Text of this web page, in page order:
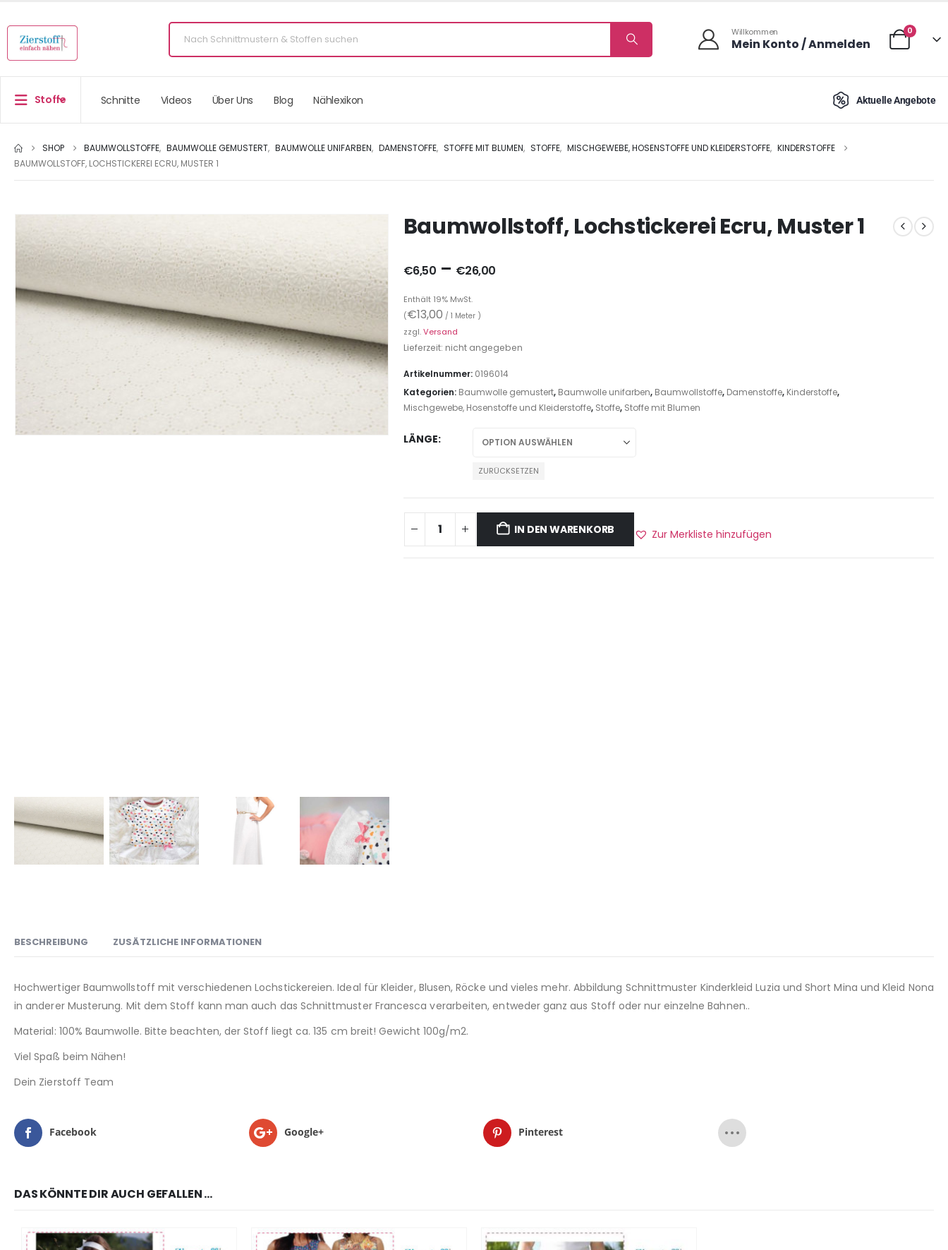
Willkommen
Mein Konto / Anmelden
0
Stoffe Schnitte Videos Über Uns Blog Nählexikon Aktuelle Angebote
SHOP BAUMWOLLSTOFFE, BAUMWOLLE GEMUSTERT, BAUMWOLLE UNIFARBEN, DAMENSTOFFE, STOFFE MIT BLUMEN, STOFFE, MISCHGEWEBE, HOSENSTOFFE UND KLEIDERSTOFFE, KINDERSTOFFE
BAUMWOLLSTOFF, LOCHSTICKEREI ECRU, MUSTER 1
Baumwollstoff, Lochstickerei Ecru, Muster 1
€6,50 – €26,00
Enthält 19% MwSt.
(€13,00 / 1 Meter )
zzgl.Versand
Lieferzeit: nicht angegeben
Artikelnummer: 0196014
Kategorien: Baumwolle gemustert, Baumwolle unifarben, Baumwollstoffe, Damenstoffe, Kinderstoffe,
Mischgewebe, Hosenstoffe und Kleiderstoffe, Stoffe, Stoffe mit Blumen
LÄNGE
ZURÜCKSETZEN
IN DEN WARENKORB Zur Merkliste hinzufügen
BESCHREIBUNG ZUSÄTZLICHE INFORMATIONEN
Hochwertiger Baumwollstoff mit verschiedenen Lochstickereien. Ideal für Kleider, Blusen, Röcke und vieles mehr. Abbildung Schnittmuster Kinderkleid Luzia und Short Mina und Kleid Nona
in anderer Musterung. Mit dem Stoff kann man auch das Schnittmuster Francesca verarbeiten, entweder ganz aus Stoff oder nur einzelne Bahnen..
Material: 100% Baumwolle. Bitte beachten, der Stoff liegt ca. 135 cm breit! Gewicht 100g/m2.
Viel Spaß beim Nähen!
Dein Zierstoff Team
Facebook Google+ Pinterest
DAS KÖNNTE DIR AUCH GEFALLEN …